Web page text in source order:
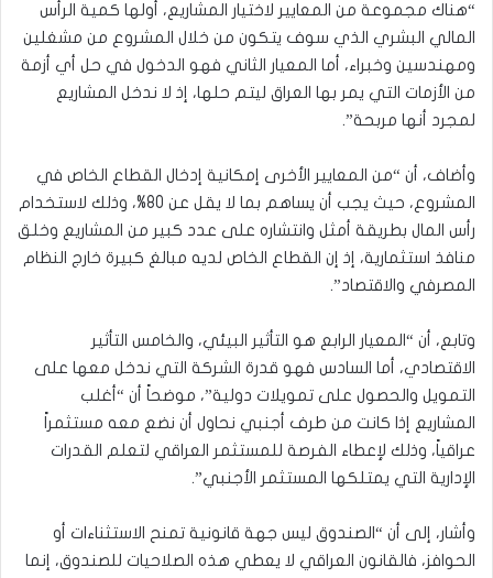
“هناك مجموعة من المعايير لاختيار المشاريع، أولها كمية الرأس
المالي البشري الذي سوف يتكون من خلال المشروع من مشغلين
ومهندسين وخبراء، أما المعيار الثاني فهو الدخول في حل أي أزمة
من الأزمات التي يمر بها العراق ليتم حلها، إذ لا ندخل المشاريع
لمجرد أنها مربحة”.
وأضاف، أن “من المعايير الأخرى إمكانية إدخال القطاع الخاص في
المشروع، حيث يجب أن يساهم بما لا يقل عن 80%، وذلك لاستخدام
رأس المال بطريقة أمثل وانتشاره على عدد كبير من المشاريع وخلق
منافذ استثمارية، إذ إن القطاع الخاص لديه مبالغ كبيرة خارج النظام
المصرفي والاقتصاد”.
وتابع، أن “المعيار الرابع هو التأثير البيئي، والخامس التأثير
الاقتصادي، أما السادس فهو قدرة الشركة التي ندخل معها على
التمويل والحصول على تمويلات دولية”، موضحاً أن “أغلب
المشاريع إذا كانت من طرف أجنبي نحاول أن نضع معه مستثمراً
عراقياً، وذلك لإعطاء الفرصة للمستثمر العراقي لتعلم القدرات
الإدارية التي يمتلكها المستثمر الأجنبي”.
وأشار، إلى أن “الصندوق ليس جهة قانونية تمنح الاستثناءات أو
الحوافز، فالقانون العراقي لا يعطي هذه الصلاحيات للصندوق، إنما